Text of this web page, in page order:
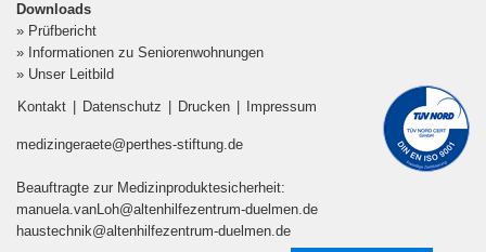
Downloads
» Prüfbericht
» Informationen zu Seniorenwohnungen
» Unser Leitbild
Kontakt
Datenschutz Drucken Impressum
medizingeraete@perthes-stiftung.de
Beauftragte zur Medizinproduktesicherheit:
manuela.vanLoh@altenhilfezentrum-duelmen.de
haustechnik@altenhilfezentrum-duelmen.de